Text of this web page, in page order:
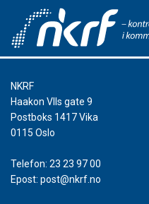
NKRF
Haakon VIIs gate 9
Postboks 1417 Vika
0115 Oslo
Telefon: 23 23 97 00
Epost: post@nkrf.no